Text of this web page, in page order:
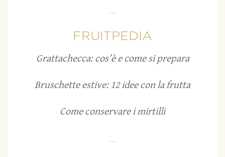
...
FRUITPEDIA
Grattachecca: cos’è e come si prepara
Bruschette estive: 12 idee con la frutta
Come conservare i mirtilli
...